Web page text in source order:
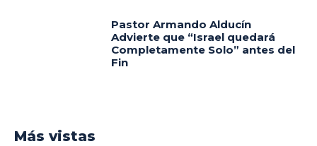
Pastor Armando Alducín
Advierte que “Israel quedará
Completamente Solo” antes del
Fin
Más vistas